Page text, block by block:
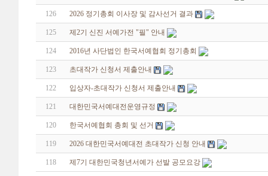
126 2026 정기총회 이사장 및 감사선거 결과
125 제2기 신진 서예가전 "필" 안내
124 2016년 사단법인 한국서예협회 정기총회
123 초대작가 신청서 제출안내
122 입상자-초대작가 신청서 제출안내
121 대한민국서예대전운영규정
120 한국서예협회 총회 및 선거
119 2026 대한민국서예대전 초대작가 신청 안내
118 제7기 대한민국청년서예가 선발 공모요강